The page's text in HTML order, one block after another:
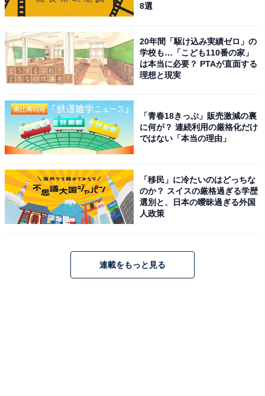
事務所で寝ている子を見かねて始まった
ドリームが夜間保育を始めたのは20年前の2006年のこ
と。当時の八王子は飲食店街が非常ににぎわっており、
自宅で母親の帰りを待つことができず、飲食店の事務所
の片隅で寝かされている子どもたち——。その姿を見か
当時は40人もの子どもを預かっていましたが、現在在籍
8選
20年間「駆け込み実績ゼロ」の
学校も…「こども110番の家」
は本当に必要？ PTAが直面する
理想と現実
「青春18きっぷ」販売激減の裏
に何が？ 連続利用の厳格化だけ
ではない「本当の理由」
「移民」に冷たいのはどっちな
のか？ スイスの厳格過ぎる学歴
選別と、日本の曖昧過ぎる外国
人政策
連載をもっと見る